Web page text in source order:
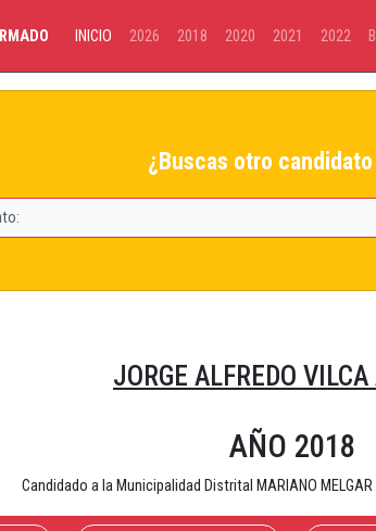
INICIO 2026 2018 2020 2021 2022
¿Buscas otro
JORGE ALFREDO
AÑO 2018
Candidado a la Municipalidad Distrital MARIANO MELGAR